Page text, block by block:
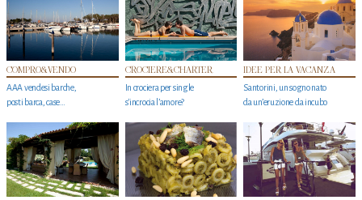
COMPRO&VENDO
AAA vendesi barche,
posti barca, case…
CROCIERE&CHARTER
In crociera per single
s'incrocia l’amore?
IDEE PER LA VACANZA
Santorini, un sogno nato
da un’eruzione da incubo